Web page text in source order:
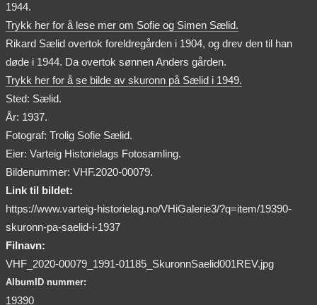
1944.
Trykk her for å lese mer om Sofie og Simen Sælid.
Rikard Sælid overtok foreldregården i 1904, og drev den til han
døde i 1944. Da overtok sønnen Anders gården.
Trykk her for å se bilde av skuronn på Sælid i 1949.
Sted: Sælid.
År: 1937.
Fotograf: Trolig Sofie Sælid.
Eier: Varteig Historielags Fotosamling.
Bildenummer: VHF.2020-00079.
Link til bildet:
https://www.varteig-historielag.no/VHiGalerie3/?q=item/19390-
skuronn-pa-saelid-i-1937
Filnavn:
VHF_2020-00079_1991-01185_SkuronnSaelid001REV.jpg
AlbumID nummer:
19390